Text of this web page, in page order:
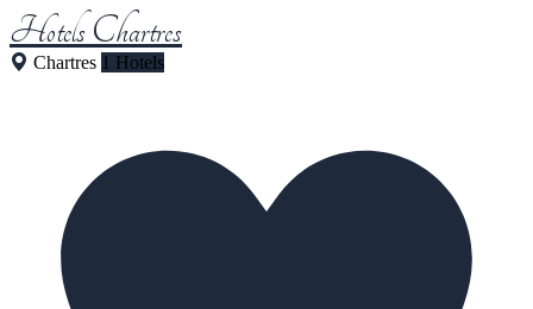
Hotels Chartres
Chartres 1 Hotels